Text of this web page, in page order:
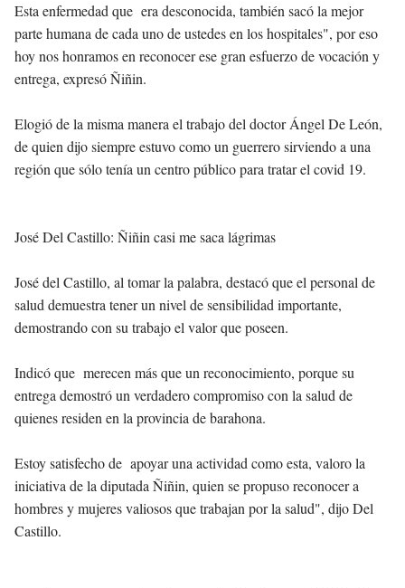
Esta enfermedad que era desconocida, también sacó la mejor
parte humana de cada uno de ustedes en los hospitales", por eso
hoy nos honramos en reconocer ese gran esfuerzo de vocación y
entrega, expresó Ñiñin.
Elogió de la misma manera el trabajo del doctor Ángel De León,
de quien dijo siempre estuvo como un guerrero sirviendo a una
región que sólo tenía un centro público para tratar el covid 19.
José Del Castillo: Ñiñin casi me saca lágrimas
José del Castillo, al tomar la palabra, destacó que el personal de
salud demuestra tener un nivel de sensibilidad importante,
demostrando con su trabajo el valor que poseen.
Indicó que merecen más que un reconocimiento, porque su
entrega demostró un verdadero compromiso con la salud de
quienes residen en la provincia de barahona.
Estoy satisfecho de apoyar una actividad como esta, valoro la
iniciativa de la diputada Ñiñin, quien se propuso reconocer a
hombres y mujeres valiosos que trabajan por la salud", dijo Del
Castillo.